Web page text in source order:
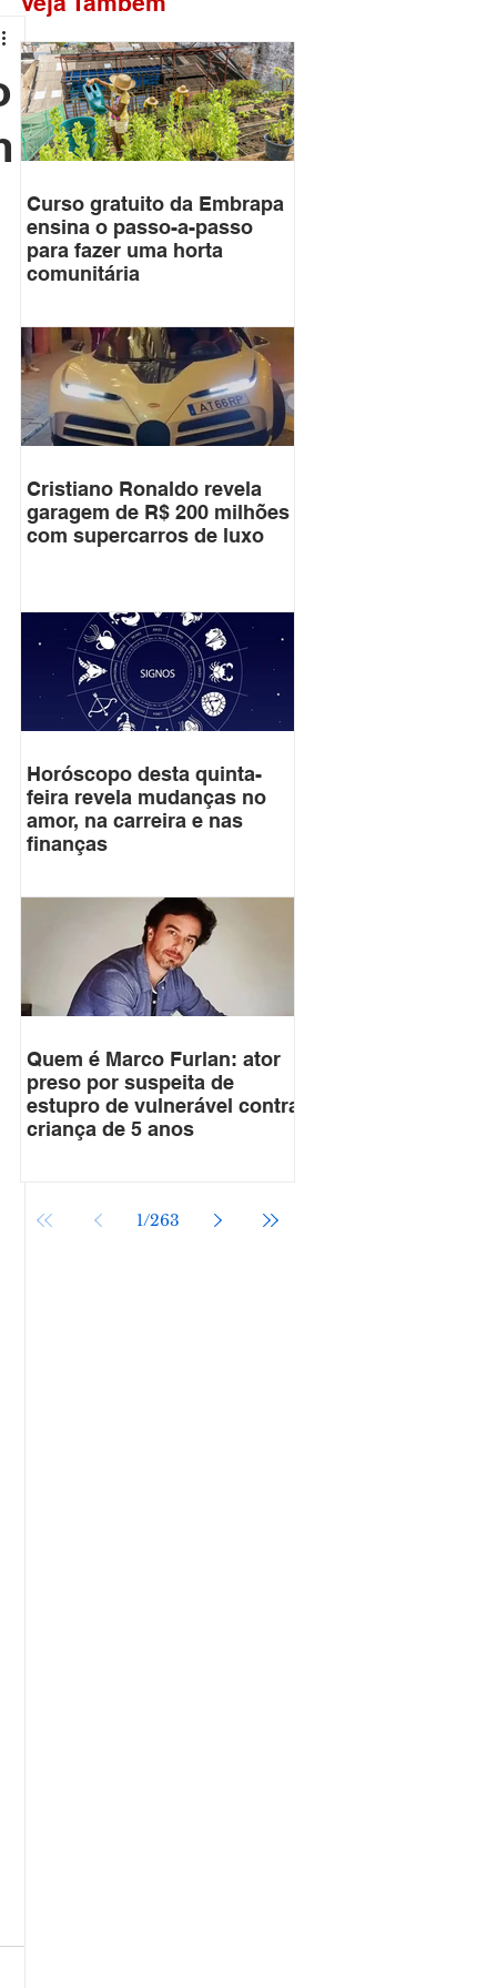
Curso gratuito da Embrapa
ensina o passo-a-passo
para fazer uma horta
comunitária
Cristiano Ronaldo revela
garagem de R$ 200 milhões
com supercarros de luxo
Horóscopo desta quinta-
feira revela mudanças no
amor, na carreira e nas
finanças
Quem é Marco Furlan: ator
preso por suspeita de
estupro de vulnerável contra
criança de 5 anos
1/263